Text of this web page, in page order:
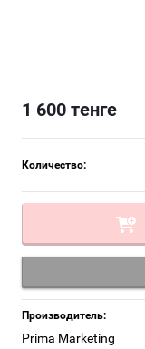
1 600 тенге
Количество:
Производитель:
Prima Marketing